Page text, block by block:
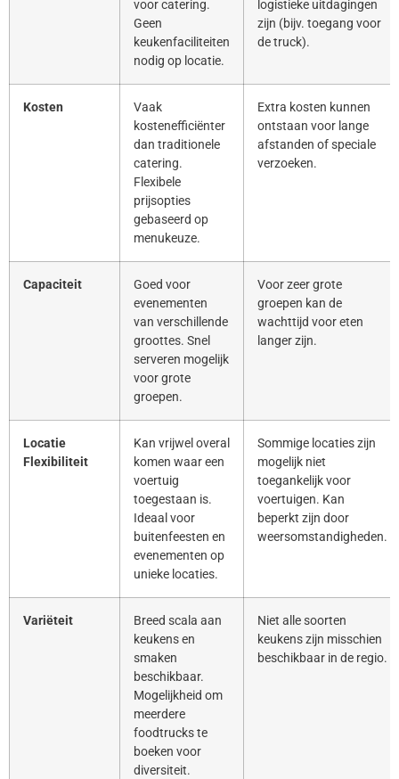
voor catering.
Geen
keukenfaciliteiten
nodig op locatie.
logistieke uitdagingen
zijn (bijv. toegang voor
de truck).
Kosten
Vaak
kostenefficiënter
dan traditionele
catering.
Flexibele
prijsopties
gebaseerd op
menukeuze.
Extra kosten kunnen
ontstaan voor lange
afstanden of speciale
verzoeken.
Capaciteit
Goed voor
evenementen
van verschillende
groottes. Snel
serveren mogelijk
voor grote
groepen.
Voor zeer grote
groepen kan de
wachttijd voor eten
langer zijn.
Locatie
Flexibiliteit
Kan vrijwel overal
komen waar een
voertuig
toegestaan is.
Ideaal voor
buitenfeesten en
evenementen op
unieke locaties.
Sommige locaties zijn
mogelijk niet
toegankelijk voor
voertuigen. Kan
beperkt zijn door
weersomstandigheden.
Variëteit
Breed scala aan
keukens en
smaken
beschikbaar.
Mogelijkheid om
meerdere
foodtrucks te
boeken voor
diversiteit.
Niet alle soorten
keukens zijn misschien
beschikbaar in de regio.